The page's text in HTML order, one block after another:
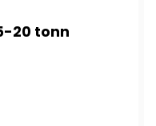
20 tonn